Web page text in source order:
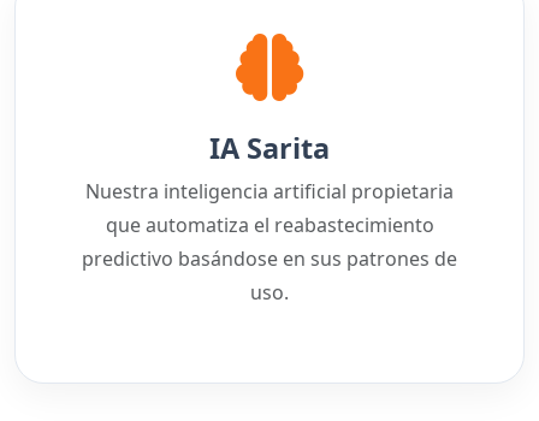
IA Sarita
Nuestra inteligencia artificial propietaria
que automatiza el reabastecimiento
predictivo basándose en sus patrones de
uso.